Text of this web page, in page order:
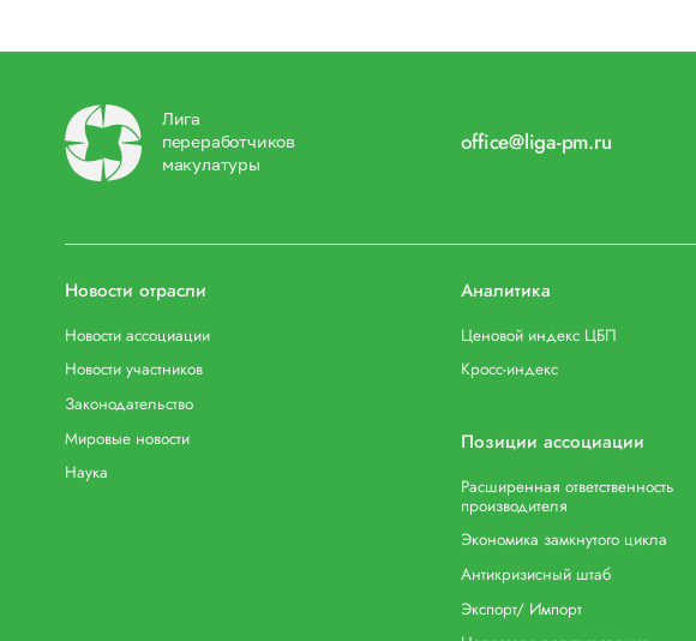
Лига
переработчиков
макулатуры
office@liga-pm.ru
Новости отрасли
Новости ассоциации
Новости участников
Законодательство
Мировые новости
Наука
Аналитика
Ценовой индекс ЦБП
Кросс-индекс
Позиции ассоциации
Расширенная ответственность
производителя
Экономика замкнутого цикла
Антикризисный штаб
Экспорт/ Импорт